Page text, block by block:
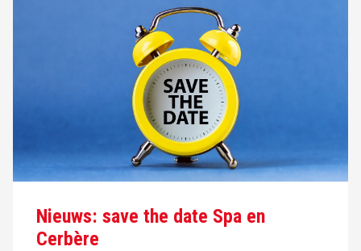
Nieuws: save the date Spa en
Cerbère